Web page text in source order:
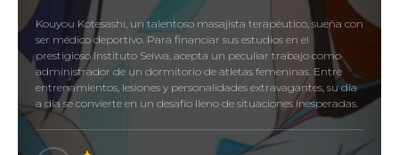
Kouyou Kotesashi, un talentoso masajista terapéutico, sueña con
ser médico deportivo. Para financiar sus estudios en el
prestigioso Instituto Seiwa, acepta un peculiar trabajo como
administrador de un dormitorio de atletas femeninas. Entre
entrenamientos, lesiones y personalidades extravagantes, su día
a día se convierte en un desafío lleno de situaciones inesperadas.